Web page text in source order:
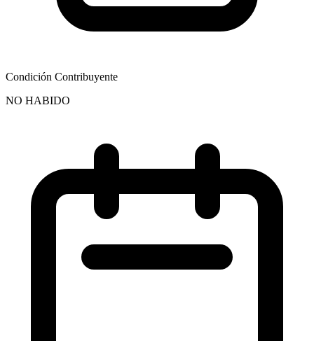
Condición Contribuyente
NO HABIDO